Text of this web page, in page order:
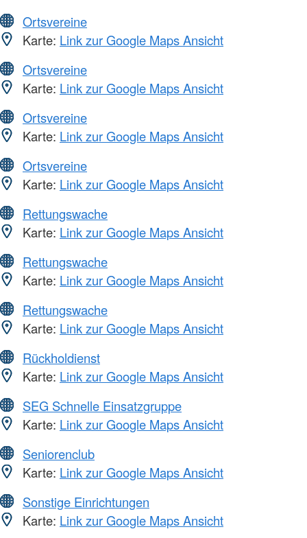
Ortsvereine
Karte: Link zur Google Maps Ansicht
Ortsvereine
Karte: Link zur Google Maps Ansicht
Ortsvereine
Karte: Link zur Google Maps Ansicht
Ortsvereine
Karte: Link zur Google Maps Ansicht
Rettungswache
Karte: Link zur Google Maps Ansicht
Rettungswache
Karte: Link zur Google Maps Ansicht
Rettungswache
Karte: Link zur Google Maps Ansicht
Rückholdienst
Karte: Link zur Google Maps Ansicht
SEG Schnelle Einsatzgruppe
Karte: Link zur Google Maps Ansicht
Seniorenclub
Karte: Link zur Google Maps Ansicht
Sonstige Einrichtungen
Karte: Link zur Google Maps Ansicht